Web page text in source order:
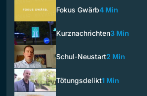
Fokus Gwärb4 Min
Kurznachrichten3 Min
Schul-Neustart2 Min
Tötungsdelikt1 Min